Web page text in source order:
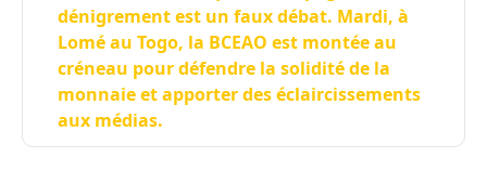
dénigrement est un faux débat. Mardi, à
Lomé au Togo, la BCEAO est montée au
créneau pour défendre la solidité de la
monnaie et apporter des éclaircissements
aux médias.